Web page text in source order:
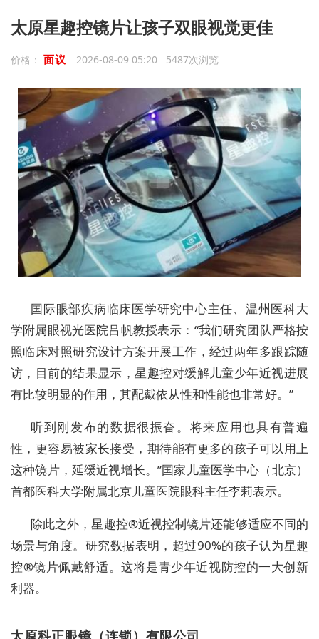
太原星趣控镜片让孩子双眼视觉更佳
价格： 面议 2026-08-09 05:20 5487次浏览
国际眼部疾病临床医学研究中心主任、温州医科大
学附属眼视光医院吕帆教授表示：“我们研究团队严格按
照临床对照研究设计方案开展工作，经过两年多跟踪随
访，目前的结果显示，星趣控对缓解儿童少年近视进展
有比较明显的作用，其配戴依从性和性能也非常好。”
听到刚发布的数据很振奋。将来应用也具有普遍
性，更容易被家长接受，期待能有更多的孩子可以用上
这种镜片，延缓近视增长。”国家儿童医学中心（北京）
首都医科大学附属北京儿童医院眼科主任李莉表示。
除此之外，星趣控®近视控制镜片还能够适应不同的
场景与角度。研究数据表明，超过90%的孩子认为星趣
控®镜片佩戴舒适。这将是青少年近视防控的一大创新
利器。